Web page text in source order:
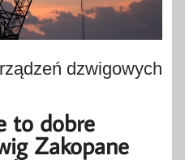
dzwigowych
to dobre
Zakopane